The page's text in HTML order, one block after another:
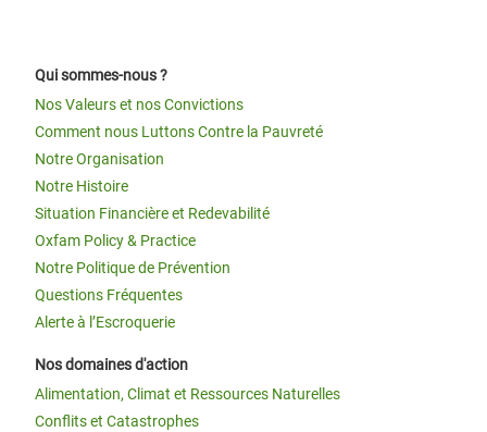
Qui sommes-nous ?
Nos Valeurs et nos Convictions
Comment nous Luttons Contre la Pauvreté
Notre Organisation
Notre Histoire
Situation Financière et Redevabilité
Oxfam Policy & Practice
Notre Politique de Prévention
Questions Fréquentes
Alerte à l’Escroquerie
Nos domaines d'action
Alimentation, Climat et Ressources Naturelles
Conflits et Catastrophes